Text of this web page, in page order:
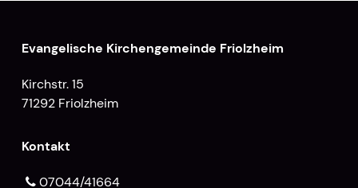
Evangelische Kirchengemeinde Friolzheim
Kirchstr. 15
71292 Friolzheim
Kontakt
07044/41664